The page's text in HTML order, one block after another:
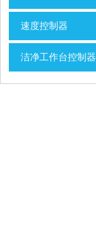
速度控制器
洁净工作台控制器